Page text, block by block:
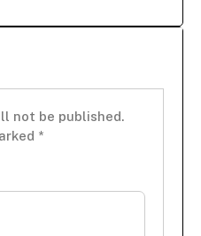
not be published.
*